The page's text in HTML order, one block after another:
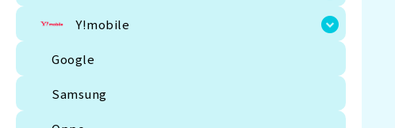
Y!mobile
Google
Samsung
Google
Samsung
Oppo
Sharp